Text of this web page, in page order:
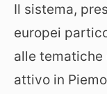
Il sistema,
europei
alle tematiche
attivo in